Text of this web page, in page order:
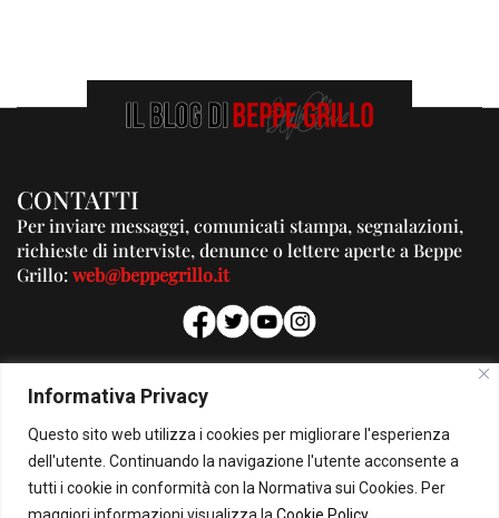
Informativa Privacy
Questo sito web utilizza i cookies per migliorare l'esperienza
dell'utente. Continuando la navigazione l'utente acconsente a
tutti i cookie in conformità con la Normativa sui Cookies. Per
maggiori informazioni visualizza la Cookie Policy
CONTATTI
Per inviare messaggi, comunicati stampa, segnalazioni,
richieste di interviste, denunce o lettere aperte a Beppe
Grillo:web@beppegrillo.it
PUBBLICITA'
Per la tua pubblicità su questo Blog:
pubblicita@beppegrillo.it